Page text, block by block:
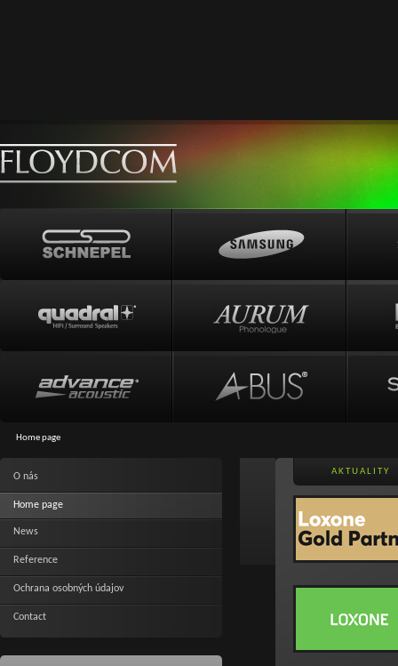
Home page
O nás
Home page
News
Reference
Ochrana osobných údajov
Contact
AKTUALITY